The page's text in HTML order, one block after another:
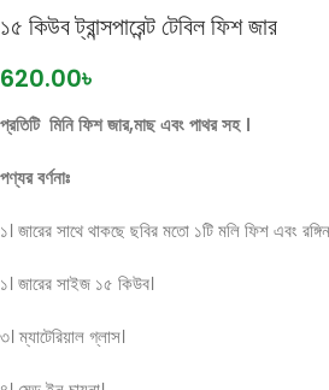
১৫ কিউব ট্রান্সপারেন্ট টেবিল ফিশ জার
620.00৳
প্রতিটি মিনি ফিশ জার,মাছ এবংপাথর সহ ।
পণ্যর বর্ণনাঃ
১। জারের সাথে থাকছে ছবির মতো ১টি মলি ফিশ এবং
১। জারের সাইজ ১৫ কিউব।
৩। ম্যাটেরিয়াল গ্লাস।